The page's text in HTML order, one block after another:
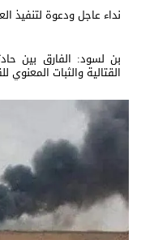
نداء عاجل ودعوة لتنفيذ
بن لسود: الفارق بين
القتالية والثبات المعنوي